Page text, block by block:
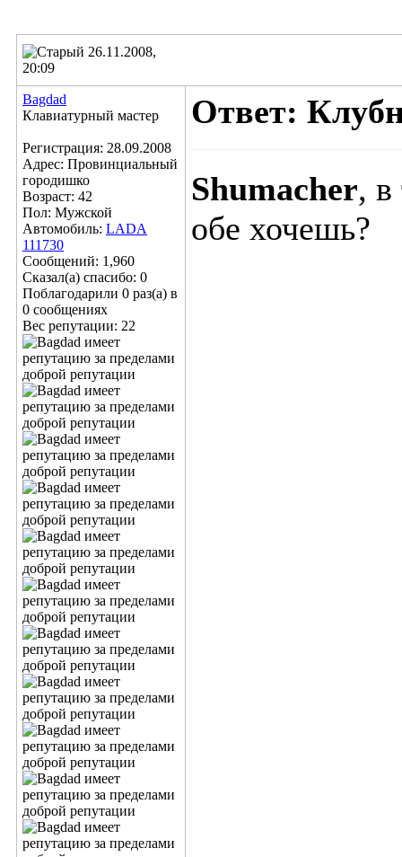
26.11.2008,
20:09
Bagdad
Клавиатурный мастер
Регистрация: 28.09.2008
Адрес: Провинциальный
городишко
Возраст: 42
Пол: Мужской
Автомобиль: LADA
111730
Сообщений: 1,960
Сказал(а) спасибо: 0
Поблагодарили 0 раз(а) в
0 сообщениях
Вес репутации: 22
Ответ:
Shumacher,
обе хочешь?